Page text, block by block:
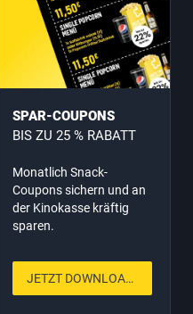
SPAR-COUPONS
BIS ZU 25 % RABATT
Monatlich Snack-
Coupons sichern und an
der Kinokasse kräftig
sparen.
JETZT DOWNLOADEN